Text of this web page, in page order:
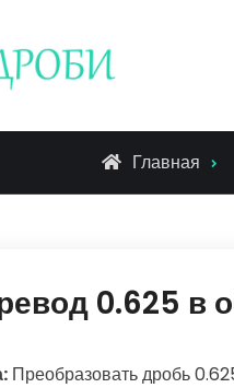
Главная
0.625 в
Преобразовать дробь